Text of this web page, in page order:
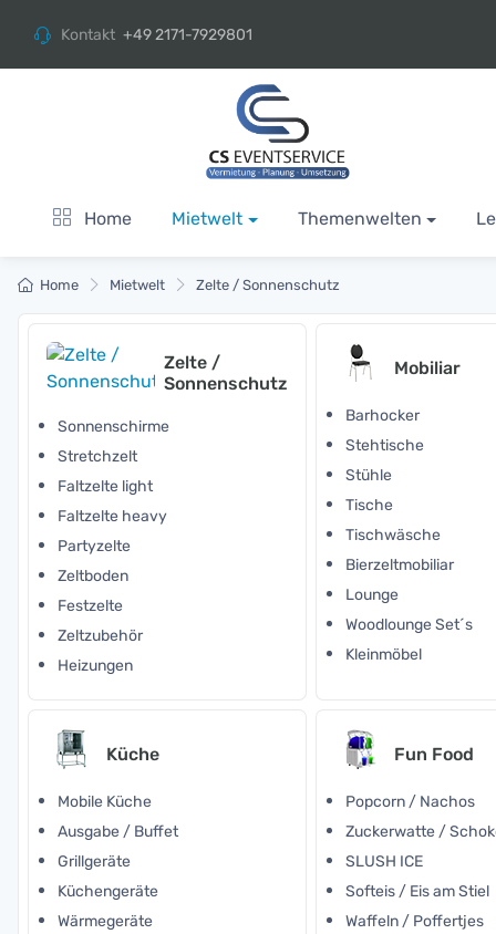
Kontakt +49 2171-7929801
Home Mietwelt Themenwelten
Home Mietwelt Zelte / Sonnenschutz
Zelte /
Sonnenschutz
Sonnenschirme
Stretchzelt
Faltzelte light
Faltzelte heavy
Partyzelte
Zeltboden
Festzelte
Zeltzubehör
Heizungen
Mobiliar
Barhocker
Stehtische
Stühle
Tische
Tischwäsche
Bierzeltmobiliar
Lounge
Woodlounge Set´s
Kleinmöbel
Küche
Mobile Küche
Ausgabe / Buffet
Grillgeräte
Küchengeräte
Wärmegeräte
Fun Food
Popcorn / Nachos
Zuckerwatte /
SLUSH ICE
Softeis / Eis am Stiel
Waffeln / Poffertjes